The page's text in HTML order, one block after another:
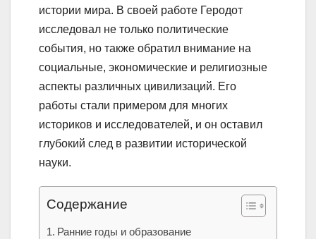
истории мира. В своей работе Геродот
исследовал не только политические
события, но также обратил внимание на
социальные, экономические и религиозные
аспекты различных цивилизаций. Его
работы стали примером для многих
историков и исследователей, и он оставил
глубокий след в развитии исторической
науки.
Содержание
Ранние годы и образование